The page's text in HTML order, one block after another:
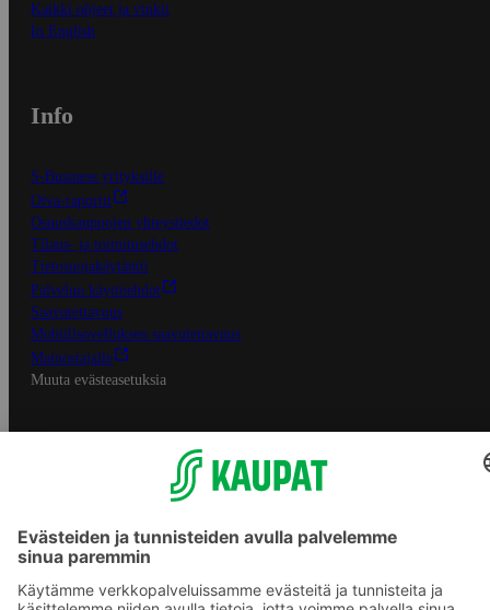
Kaikki ohjeet ja vinkit
In English
Info
S-Business yrityksille
Oiva-raportit
Osuuskauppojen yhteystiedot
Tilaus- ja toimitusehdot
Tietosuojakäytäntö
Palvelun käyttöehdot
Saavutettavuus
Mobiilisovelluksen saavutettavuus
Mainostajalle
Muuta evästeasetuksia
S-ryhmän palvelut
S-ryhmä
Asiakasomistajuus
S-ostoslista -sovellus